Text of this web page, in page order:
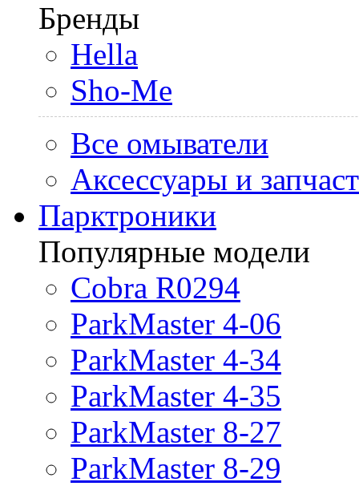
Бренды
Hella
Sho-Me
Все омыватели
Аксессуары и
Парктроники
Популярные модели
Cobra R0294
ParkMaster 4-06
ParkMaster 4-34
ParkMaster 4-35
ParkMaster 8-27
ParkMaster 8-29